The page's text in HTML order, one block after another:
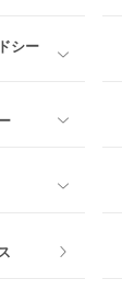
ビ
シー